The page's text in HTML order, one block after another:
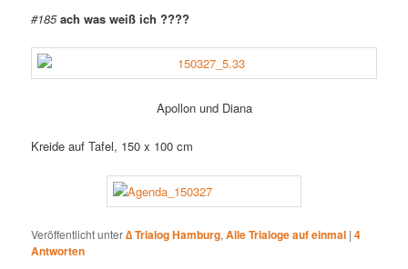
#185 ach was weiß ich ????
Apollon und Diana
Kreide auf Tafel, 150 x 100 cm
Veröffentlicht unter∆ Trialog Hamburg,Alle Trialoge auf einmal |4
Antworten